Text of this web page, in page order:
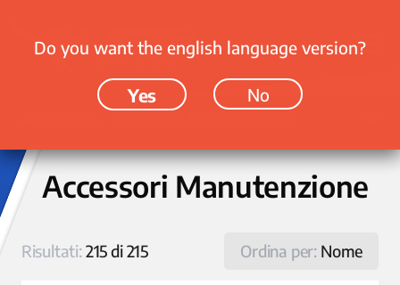
Accessori Manutenzione
Ordina per: Nome
Risultati:215 di 215
Do you want the english language version?
Yes No